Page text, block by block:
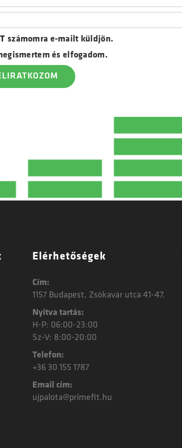
számomra e-mailt küldjön.
és elfogadom.
Elérhetőségek
Cím:
1157 Budapest, Zsókavár utca 41-47.
Nyitva tartás:
H-P: 06:00-23:00
Sz-V: 8:00-20:00
Telefon:
+36 30 155 1787
Email cím:
ujpalota@primefit.hu